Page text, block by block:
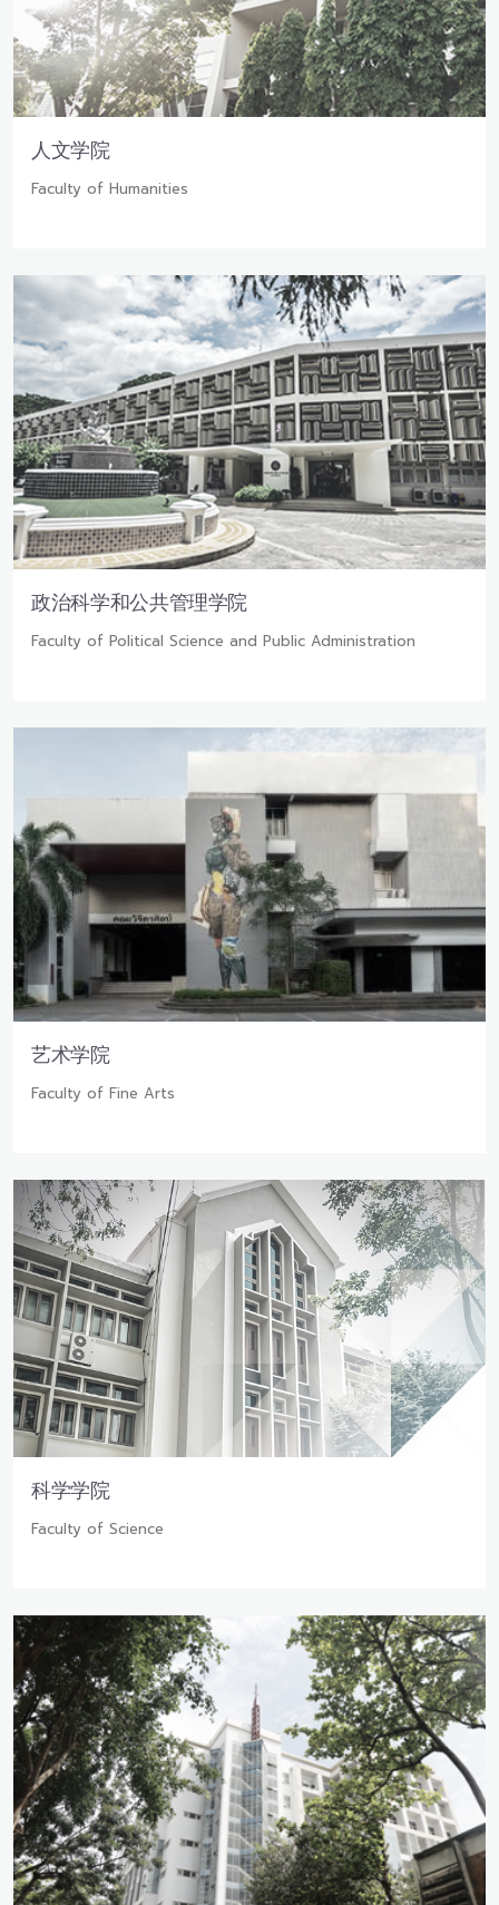
人文学院
Faculty of Humanities
政治科学和公共管理学院
Faculty of Political Science and Public Administration
艺术学院
Faculty of Fine Arts
科学学院
Faculty of Science